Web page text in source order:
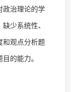
政治理论的学
少系统性、
和观点分析题
的能力。